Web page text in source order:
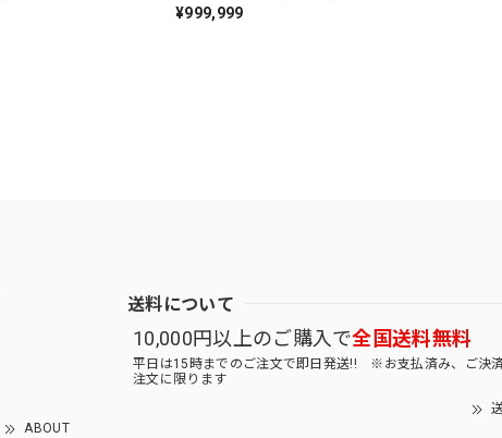
¥999,999
ABOUT
送料について
10,000円以上のご購入で全国送料無料
平日は15時までのご注文で即日発送!! ※お支払済み、ご決
注文に限ります